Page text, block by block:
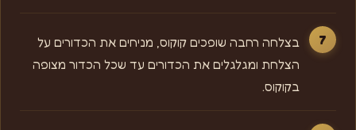
בצלחה רחבה שופכים קוקוס, מניחים את הכדורים על
הצלחת ומגלגלים את הכדורים עד שכל הכדור מצופה
בקוקוס.